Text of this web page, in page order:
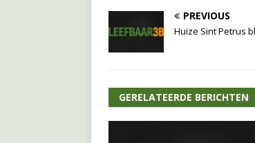
PREVIOUS
Huize Sint Petrus
GERELATEERDE BERICHTEN